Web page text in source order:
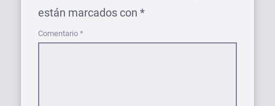
están marcados con *
Comentario *